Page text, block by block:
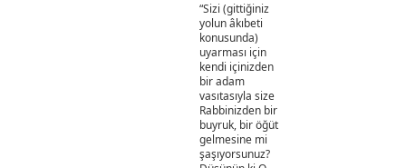
“Sizi (gittiğiniz
yolun âkıbeti
konusunda)
uyarması için
kendi içinizden
bir adam
vasıtasıyla size
Rabbinizden bir
buyruk, bir öğüt
gelmesine mi
şaşıyorsunuz?